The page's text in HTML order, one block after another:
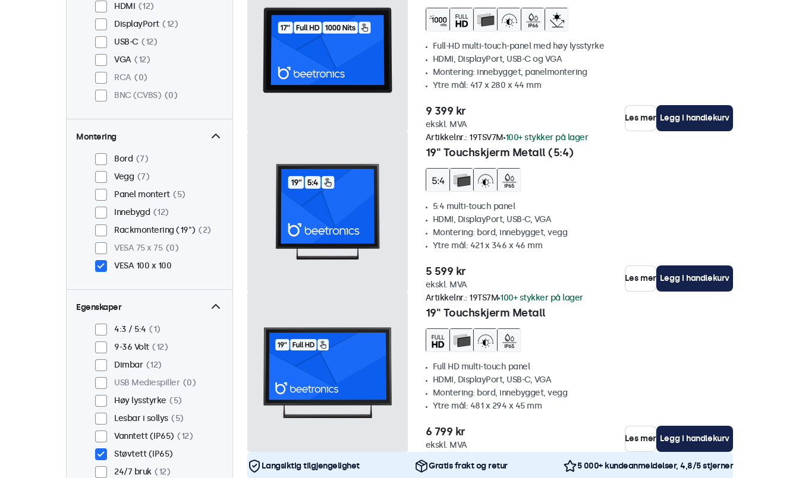
HDMI
12
DisplayPort
12
USB-C
12
VGA
12
RCA
0
BNC (CVBS)
0
Montering
Bord
7
Vegg
7
Panel montert
5
Innebygd
12
Rackmontering (19")
2
VESA 75 x 75
0
VESA 100 x 100
Egenskaper
4:3 / 5:4
1
9-36 Volt
12
Dimbar
12
USB Mediespiller
0
Høy lysstyrke
5
Lesbar i sollys
5
Vanntett (IP65)
12
Støvtett (IP65)
24/7 bruk
12
Full-HD multi-touch-panel med høy lysstyrke
HDMI, DisplayPort, USB-C og VGA
Montering: innebygget, panelmontering
Ytre mål: 417 x 280 x 44 mm
9 399 kr
ekskl. MVA
Les mer Legg i handlekurv
19" Touchskjerm Metall (5:4)
Artikkelnr.: 19TSV7M 100+ stykker på lager
5:4 multi-touch panel
HDMI, DisplayPort, USB-C, VGA
Montering: bord, innebygget, vegg
Ytre mål: 421 x 346 x 46 mm
5 599 kr
ekskl. MVA
Les mer Legg i handlekurv
19" Touchskjerm Metall
Artikkelnr.: 19TS7M 100+ stykker på lager
Full HD multi-touch panel
HDMI, DisplayPort, USB-C, VGA
Montering: bord, innebygget, vegg
Ytre mål: 481 x 294 x 45 mm
6 799 kr
ekskl. MVA
Les mer Legg i handlekurv
Langsiktig tilgjengelighet Gratis frakt og retur 5 000+ kundeanmeldelser, 4,8/5 stjerner